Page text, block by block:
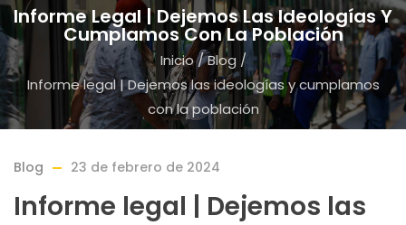
Informe Legal | Dejemos Las Ideologías Y
Cumplamos Con La Población
Inicio/Blog /
Informe legal | Dejemos las ideologías y cumplamos
con la población
Blog 23 de febrero de 2024
Informe legal | Dejemos las